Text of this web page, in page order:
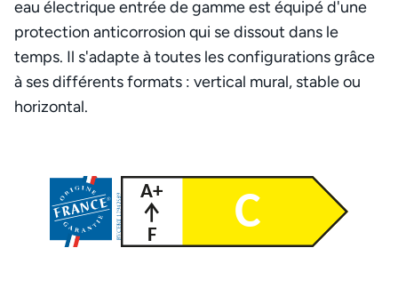
eau électrique entrée de gamme est équipé d'une
protection anticorrosion qui se dissout dans le
temps. Il s'adapte à toutes les configurations grâce
à ses différents formats : vertical mural, stable ou
horizontal.